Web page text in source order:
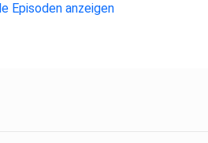
Episoden anzeigen